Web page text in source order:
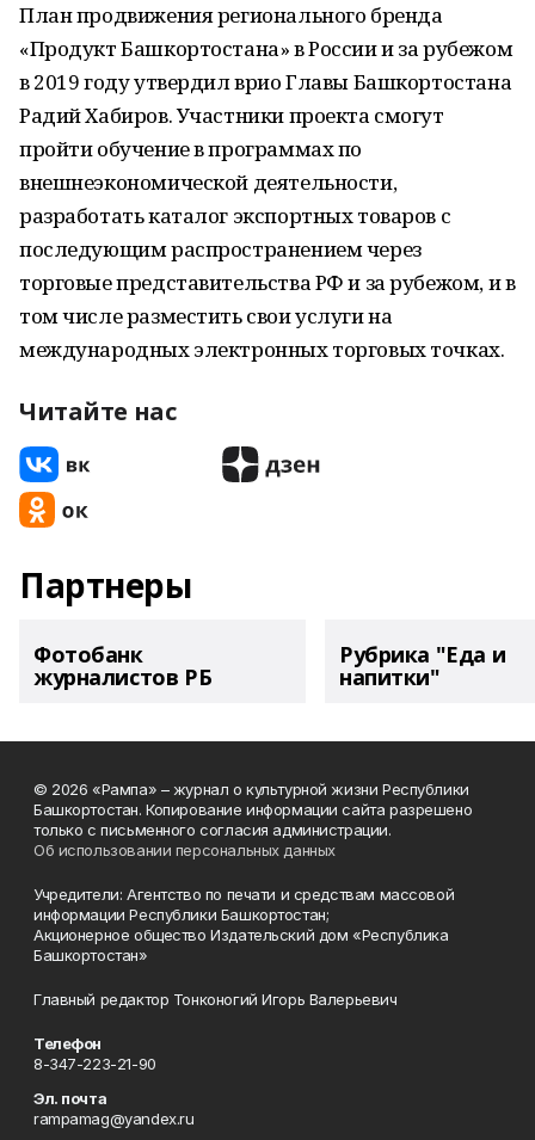
План продвижения регионального бренда
«Продукт Башкортостана» в России и за рубежом
в 2019 году утвердил врио Главы Башкортостана
Радий Хабиров. Участники проекта смогут
пройти обучение в программах по
внешнеэкономической деятельности,
разработать каталог экспортных товаров с
последующим распространением через
торговые представительства РФ и за рубежом, и в
том числе разместить свои услуги на
международных электронных торговых точках.
Читайте нас
Партнеры
Фотобанк
журналистов РБ
Рубрика "Еда и
напитки"
© 2026 «Рампа» – журнал о культурной жизни Республики
Башкортостан. Копирование информации сайта разрешено
только с письменного согласия администрации.
Об использовании персональных данных
Учредители: Агентство по печати и средствам массовой
информации Республики Башкортостан;
Акционерное общество Издательский дом «Республика
Башкортостан»
Главный редактор Тонконогий Игорь Валерьевич
Телефон
8-347-223-21-90
Эл. почта
rampamag@yandex.ru